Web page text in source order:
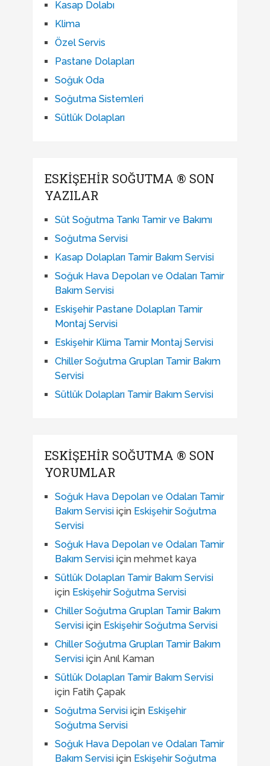
Kasap Dolabı
Klima
Özel Servis
Pastane Dolapları
Soğuk Oda
Soğutma Sistemleri
Sütlük Dolapları
ESKIŞEHIR SOĞUTMA ® SON
YAZILAR
Süt Soğutma Tankı Tamir ve Bakımı
Soğutma Servisi
Kasap Dolapları Tamir Bakım Servisi
Soğuk Hava Depoları ve Odaları Tamir
Bakım Servisi
Eskişehir Pastane Dolapları Tamir
Montaj Servisi
Eskişehir Klima Tamir Montaj Servisi
Chiller Soğutma Grupları Tamir Bakım
Servisi
Sütlük Dolapları Tamir Bakım Servisi
ESKIŞEHIR SOĞUTMA ® SON
YORUMLAR
Soğuk Hava Depoları ve Odaları Tamir
Bakım Servisiiçin Eskişehir Soğutma
Servisi
Soğuk Hava Depoları ve Odaları Tamir
Bakım Servisiiçin mehmet kaya
Sütlük Dolapları Tamir Bakım Servisi
için Eskişehir Soğutma Servisi
Chiller Soğutma Grupları Tamir Bakım
Servisiiçin Eskişehir Soğutma Servisi
Chiller Soğutma Grupları Tamir Bakım
Servisiiçin Anıl Kaman
Sütlük Dolapları Tamir Bakım Servisi
için Fatih Çapak
Soğutma Servisiiçin Eskişehir
Soğutma Servisi
Soğuk Hava Depoları ve Odaları Tamir
Bakım Servisiiçin Eskişehir Soğutma